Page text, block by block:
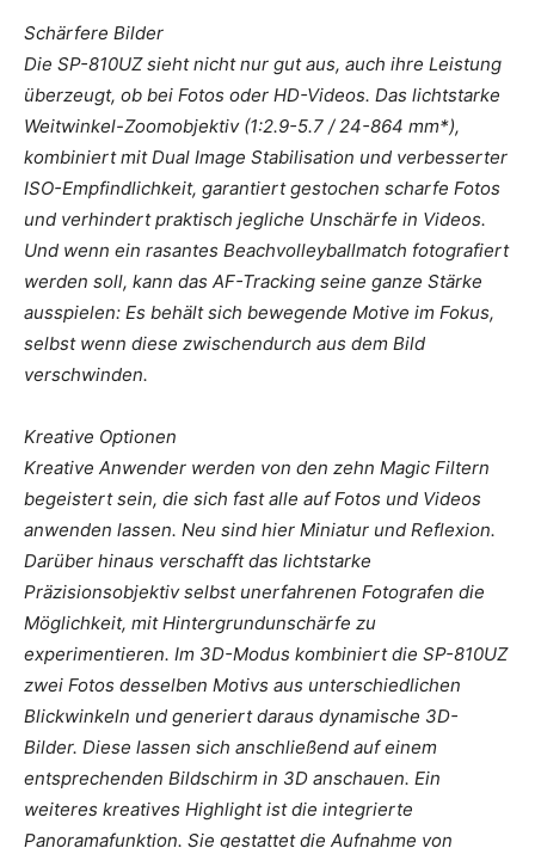
Schärfere Bilder
Die SP-810UZ sieht nicht nur gut aus, auch ihre Leistung
überzeugt, ob bei Fotos oder HD-Videos. Das lichtstarke
Weitwinkel-Zoomobjektiv (1:2.9-5.7 / 24-864 mm*),
kombiniert mit Dual Image Stabilisation und verbesserter
ISO-Empfindlichkeit, garantiert gestochen scharfe Fotos
und verhindert praktisch jegliche Unschärfe in Videos.
Und wenn ein rasantes Beachvolleyballmatch fotografiert
werden soll, kann das AF-Tracking seine ganze Stärke
ausspielen: Es behält sich bewegende Motive im Fokus,
selbst wenn diese zwischendurch aus dem Bild
verschwinden.
Kreative Optionen
Kreative Anwender werden von den zehn Magic Filtern
begeistert sein, die sich fast alle auf Fotos und Videos
anwenden lassen. Neu sind hier Miniatur und Reflexion.
Darüber hinaus verschafft das lichtstarke
Präzisionsobjektiv selbst unerfahrenen Fotografen die
Möglichkeit, mit Hintergrundunschärfe zu
experimentieren. Im 3D-Modus kombiniert die SP-810UZ
zwei Fotos desselben Motivs aus unterschiedlichen
Blickwinkeln und generiert daraus dynamische 3D-
Bilder. Diese lassen sich anschließend auf einem
entsprechenden Bildschirm in 3D anschauen. Ein
weiteres kreatives Highlight ist die integrierte
Panoramafunktion. Sie gestattet die Aufnahme von